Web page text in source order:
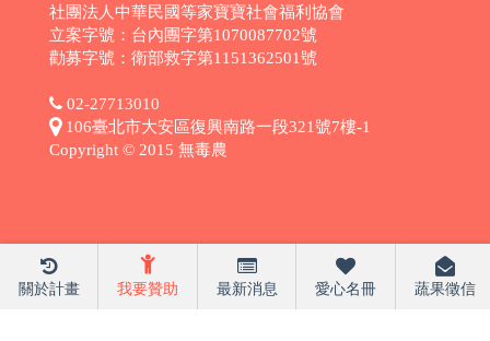
關於計畫 我要贊助 最新消息 愛心名冊 蔬果徵信
社團法人中華民國等家寶寶社會福利協會
立案字號：台內團字第1070087702號
勸募字號：衛部救字第1151362501號
02-27713010
106臺北市大安區復興南路一段321號7樓-1
Copyright © 2015 無毒農